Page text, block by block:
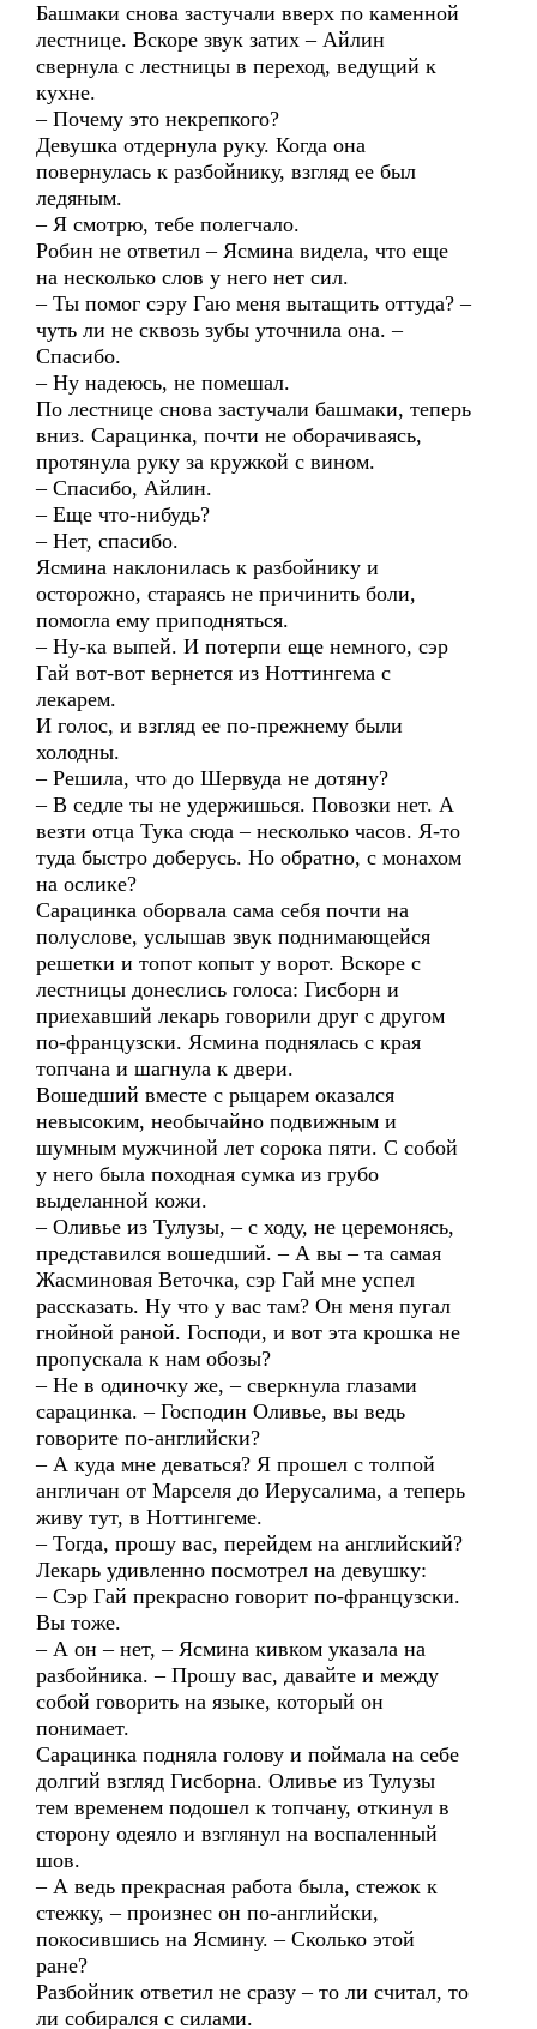
Башмаки снова застучали вверх по каменной
лестнице. Вскоре звук затих – Айлин
свернула с лестницы в переход, ведущий к
кухне.
– Почему это некрепкого?
Девушка отдернула руку. Когда она
повернулась к разбойнику, взгляд ее был
ледяным.
– Я смотрю, тебе полегчало.
Робин не ответил – Ясмина видела, что еще
на несколько слов у него нет сил.
– Ты помог сэру Гаю меня вытащить оттуда? –
чуть ли не сквозь зубы уточнила она. –
Спасибо.
– Ну надеюсь, не помешал.
По лестнице снова застучали башмаки, теперь
вниз. Сарацинка, почти не оборачиваясь,
протянула руку за кружкой с вином.
– Спасибо, Айлин.
– Еще что-нибудь?
– Нет, спасибо.
Ясмина наклонилась к разбойнику и
осторожно, стараясь не причинить боли,
помогла ему приподняться.
– Ну-ка выпей. И потерпи еще немного, сэр
Гай вот-вот вернется из Ноттингема с
лекарем.
И голос, и взгляд ее по-прежнему были
холодны.
– Решила, что до Шервуда не дотяну?
– В седле ты не удержишься. Повозки нет. А
везти отца Тука сюда – несколько часов. Я-то
туда быстро доберусь. Но обратно, с монахом
на ослике?
Сарацинка оборвала сама себя почти на
полуслове, услышав звук поднимающейся
решетки и топот копыт у ворот. Вскоре с
лестницы донеслись голоса: Гисборн и
приехавший лекарь говорили друг с другом
по-французски. Ясмина поднялась с края
топчана и шагнула к двери.
Вошедший вместе с рыцарем оказался
невысоким, необычайно подвижным и
шумным мужчиной лет сорока пяти. С собой
у него была походная сумка из грубо
выделанной кожи.
– Оливье из Тулузы, – с ходу, не церемонясь,
представился вошедший. – А вы – та самая
Жасминовая Веточка, сэр Гай мне успел
рассказать. Ну что у вас там? Он меня пугал
гнойной раной. Господи, и вот эта крошка не
пропускала к нам обозы?
– Не в одиночку же, – сверкнула глазами
сарацинка. – Господин Оливье, вы ведь
говорите по-английски?
– А куда мне деваться? Я прошел с толпой
англичан от Марселя до Иерусалима, а теперь
живу тут, в Ноттингеме.
– Тогда, прошу вас, перейдем на английский?
Лекарь удивленно посмотрел на девушку:
– Сэр Гай прекрасно говорит по-французски.
Вы тоже.
– А он – нет, – Ясмина кивком указала на
разбойника. – Прошу вас, давайте и между
собой говорить на языке, который он
понимает.
Сарацинка подняла голову и поймала на себе
долгий взгляд Гисборна. Оливье из Тулузы
тем временем подошел к топчану, откинул в
сторону одеяло и взглянул на воспаленный
шов.
– А ведь прекрасная работа была, стежок к
стежку, – произнес он по-английски,
покосившись на Ясмину. – Сколько этой
ране?
Разбойник ответил не сразу – то ли считал, то
ли собирался с силами.